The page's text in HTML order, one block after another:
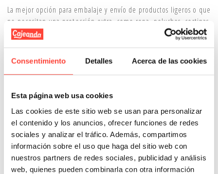
Consentimiento Detalles Acerca de las cookies
Esta página web usa cookies
Las cookies de este sitio web se usan para personalizar
el contenido y los anuncios, ofrecer funciones de redes
sociales y analizar el tráfico. Además, compartimos
información sobre el uso que haga del sitio web con
nuestros partners de redes sociales, publicidad y análisis
web, quienes pueden combinarla con otra información
La mejor opción para embalaje y envío de productos ligeros o que
no necesitan una protección extra, como ropa, peluches, cortinas,
artículos pequeños y poco pesados.
Usa esta caja para almacenar productos, hacer envíos a tus
clientes, proveedores o amigos.
Las cajas simples al mejor precio las encuentras en Cajeando.
llevar impreso la frase “Made in Spain”, flechas de posición o
algún recuadro alusivo al calzado. Si esto puede ser un
impedimento, consúltanos antes de comprar veremos al detalle tu
caso y buscaremos una opción adecuada a tus necesidades.
Combínalo con precinto, precintadora y otros accesorios que
encontrarás más abajo.